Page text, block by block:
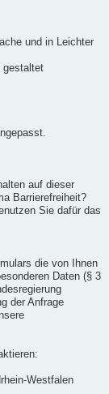
und in Leichter
gestaltet
auf dieser
Barrierefreiheit?
Sie dafür das
die von Ihnen
Daten (§ 3
der Anfrage
Westfalen